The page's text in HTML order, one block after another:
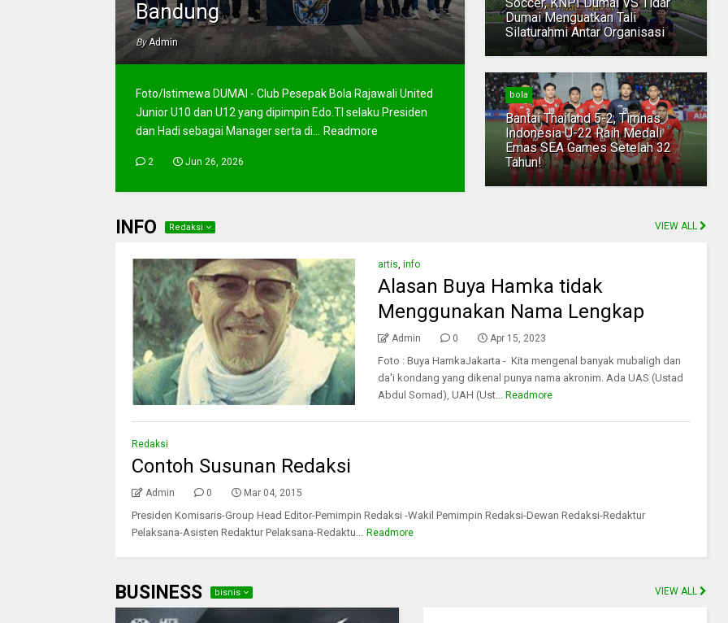
Bandung
By Admin
Foto/Istimewa DUMAI - Club Pesepak Bola Rajawali United
Junior U10 dan U12 yang dipimpin Edo.TI selaku Presiden
dan Hadi sebagai Manager serta di... Readmore
2 Jun 26, 2026
Soccer, KNPI Dumai VS Tidar
Dumai Menguatkan Tali
Silaturahmi Antar Organisasi
bola
Bantai Thailand 5-2, Timnas
Indonesia U-22 Raih Medali
Emas SEA Games Setelah 32
Tahun!
INFO Redaksi VIEW ALL
artis, info
Alasan Buya Hamka tidak
Menggunakan Nama Lengkap
Admin 0 Apr 15, 2023
Foto : Buya HamkaJakarta - Kita mengenal banyak mubaligh dan
da'i kondang yang dikenal punya nama akronim. Ada UAS (Ustad
Abdul Somad), UAH (Ust... Readmore
Redaksi
Contoh Susunan Redaksi
Admin 0 Mar 04, 2015
Presiden Komisaris-Group Head Editor-Pemimpin Redaksi -Wakil Pemimpin Redaksi-Dewan Redaksi-Redaktur
Pelaksana-Asisten Redaktur Pelaksana-Redaktu... Readmore
BUSINESS bisnis VIEW ALL